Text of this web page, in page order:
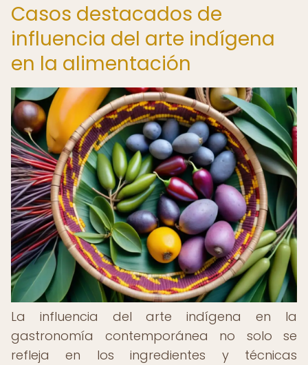
Casos destacados de
influencia del arte indígena
en la alimentación
La influencia del arte indígena en la
gastronomía contemporánea no solo se
refleja en los ingredientes y técnicas